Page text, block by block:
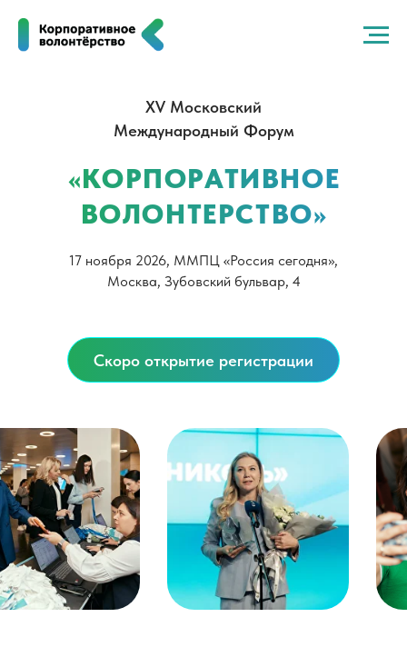
17 ноября 2026, ММПЦ «Россия сегодня»,
Москва, Зубовский бульвар, 4
«КОРПОРАТИВНОЕ
ВОЛОНТЕРСТВО»
ХV Московский
Международный Форум
Скоро открытие регистрации